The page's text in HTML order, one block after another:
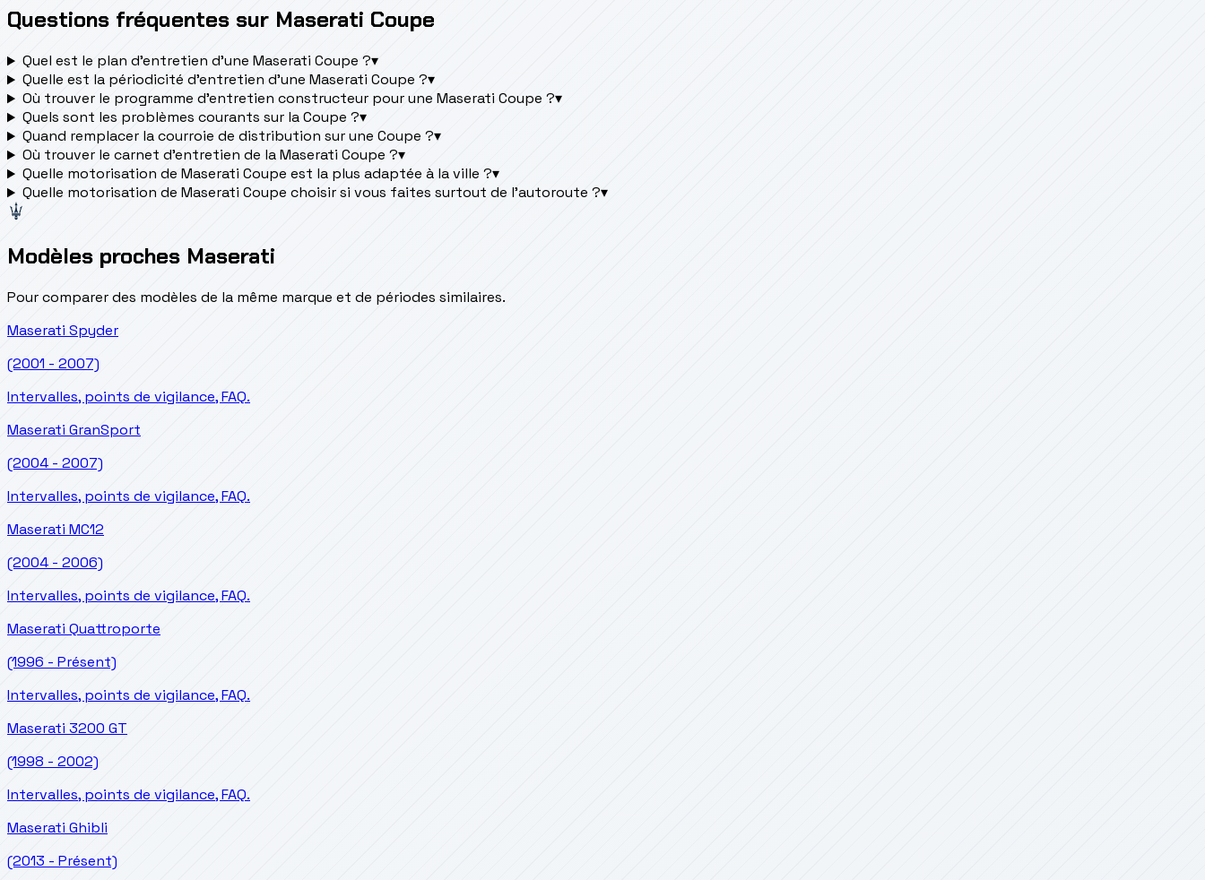
Questions fréquentes sur Maserati Coupe
Quel est le plan d’entretien d’une Maserati Coupe ?▾
Quelle est la périodicité d’entretien d’une Maserati Coupe ?▾
Où trouver le programme d’entretien constructeur pour une Maserati Coupe ?▾
Quels sont les problèmes courants sur la Coupe ?▾
Quand remplacer la courroie de distribution sur une Coupe ?▾
Où trouver le carnet d'entretien de la Maserati Coupe ?▾
Quelle motorisation de Maserati Coupe est la plus adaptée à la ville ?▾
Quelle motorisation de Maserati Coupe choisir si vous faites surtout de l'autoroute ?▾
Modèles proches Maserati
Pour comparer des modèles de la même marque et de périodes similaires.
Maserati Spyder
(2001 - 2007)
Intervalles, points de vigilance, FAQ.
Maserati GranSport
(2004 - 2007)
Intervalles, points de vigilance, FAQ.
Maserati MC12
(2004 - 2006)
Intervalles, points de vigilance, FAQ.
Maserati Quattroporte
(1996 - Présent)
Intervalles, points de vigilance, FAQ.
Maserati 3200 GT
(1998 - 2002)
Intervalles, points de vigilance, FAQ.
Maserati Ghibli
(2013 - Présent)